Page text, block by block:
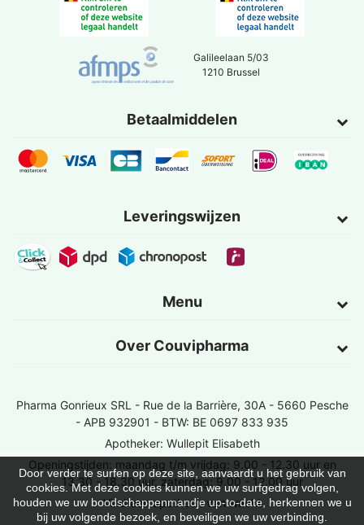
Galileelaan 5/03
1210 Brussel
Betaalmiddelen
Leveringswijzen
Menu
Over Couvipharma
Door verder te surfen op deze site, aanvaardt u het gebruik van
cookies. Met deze cookies kunnen we uw surfgedrag volgen,
houden we uw boodschappenmandje up-to-date, herkennen we u
bij uw volgende bezoek, en beveiligen we uw verbinding.
Pharma Gonrieux SRL - Rue de la Barrière, 30A - 5660 Pesche
- APB 932901 - BTW: BE 0697 833 935
Apotheker: Wullepit Elisabeth
Openingstijden: maandag t/m vrijdag: 9.00 - 12.30 uur en
13.30 - 18.30 uur, zaterdag: 9.00 - 12.00 uur
Vind een apotheek van wacht